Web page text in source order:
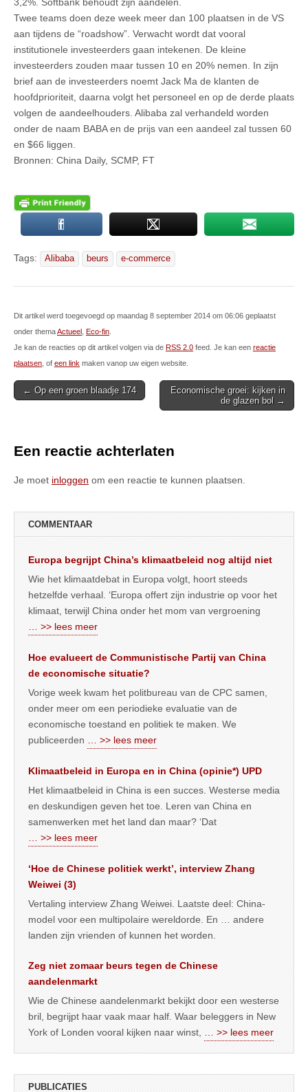
3,2%. Softbank behoudt zijn aandelen.
Twee teams doen deze week meer dan 100 plaatsen in de VS
aan tijdens de “roadshow”. Verwacht wordt dat vooral
institutionele investeerders gaan intekenen. De kleine
investeerders zouden maar tussen 10 en 20% nemen. In zijn
brief aan de investeerders noemt Jack Ma de klanten de
hoofdprioriteit, daarna volgt het personeel en op de derde plaats
volgen de aandeelhouders. Alibaba zal verhandeld worden
onder de naam BABA en de prijs van een aandeel zal tussen 60
en $66 liggen.
Bronnen: China Daily, SCMP, FT
Tags: Alibaba beurs e-commerce
Dit artikel werd toegevoegd op maandag 8 september 2014 om 06:06 geplaatst
onder themaActueel Eco-fin
Je kan de reacties op dit artikel volgen via de RSS 2.0 feed. Je kan een reactie
plaatsen , of een link maken vanop uw eigen website.
Post
← Op een groen blaadje 174
Economische groei: kijken in
de glazen bol →
Een reactie achterlaten
Je moet inloggen om een reactie te kunnen plaatsen.
COMMENTAAR
Europa begrijpt China’s klimaatbeleid nog altijd niet
Wie het klimaatdebat in Europa volgt, hoort steeds
hetzelfde verhaal. ‘Europa offert zijn industrie op voor het
klimaat, terwijl China onder het mom van vergroening
… >> lees meer
Hoe evalueert de Communistische Partij van China
de economische situatie?
Vorige week kwam het politbureau van de CPC samen,
onder meer om een periodieke evaluatie van de
economische toestand en politiek te maken. We
publiceerden
… >> lees meer
Klimaatbeleid in Europa en in China (opinie*) UPD
Het klimaatbeleid in China is een succes. Westerse media
en deskundigen geven het toe. Leren van China en
samenwerken met het land dan maar? ‘Dat
… >> lees meer
‘Hoe de Chinese politiek werkt’, interview Zhang
Weiwei (3)
Vertaling interview Zhang Weiwei. Laatste deel: China-
model voor een multipolaire wereldorde. En … andere
landen zijn vrienden of kunnen het worden.
Zeg niet zomaar beurs tegen de Chinese
aandelenmarkt
Wie de Chinese aandelenmarkt bekijkt door een westerse
bril, begrijpt haar vaak maar half. Waar beleggers in New
York of Londen vooral kijken naar winst,
… >> lees meer
PUBLICATIES